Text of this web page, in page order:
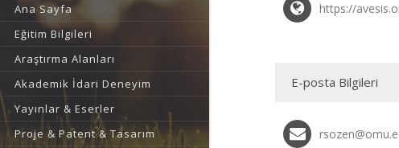
Ana Sayfa
Eğitim Bilgileri
Araştırma Alanları
Akademik İdari Deneyim
Yayınlar & Eserler
Proje & Patent & Tasarım
https://
E-posta Bilgileri